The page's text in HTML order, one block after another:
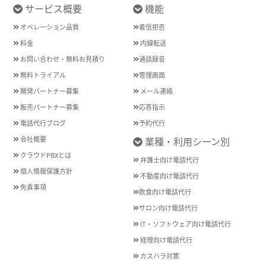
サービス概要
オペレーション品質
料金
お問い合わせ・無料お見積り
無料トライアル
開発パートナー募集
販売パートナー募集
電話代行ブログ
会社概要
クラウドPBXとは
個人情報保護方針
免責事項
機能
着信拒否
内線転送
通話録音
管理画面
メール連絡
応答指示
予約代行
業種・利用シーン別
弁護士向け電話代行
不動産向け電話代行
飲食向け電話代行
サロン向け電話代行
IT・ソフトウェア向け電話代行
経理向け電話代行
カスハラ対策